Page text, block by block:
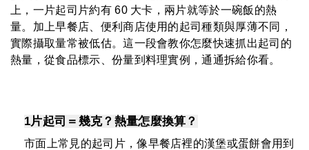
上，一片起司片約有 60 大卡，兩片就等於一碗飯的熱
量。加上早餐店、便利商店使用的起司種類與厚薄不同，
實際攝取量常被低估。這一段會教你怎麼快速抓出起司的
熱量，從食品標示、份量到料理實例，通通拆給你看。
1片起司＝幾克？熱量怎麼換算？
市面上常見的起司片，像早餐店裡的漢堡或蛋餅會用到